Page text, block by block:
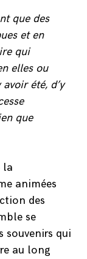
que des
et en
qui
elles ou
été, d’y
que
la
animées
des
se
souvenirs qui
au long